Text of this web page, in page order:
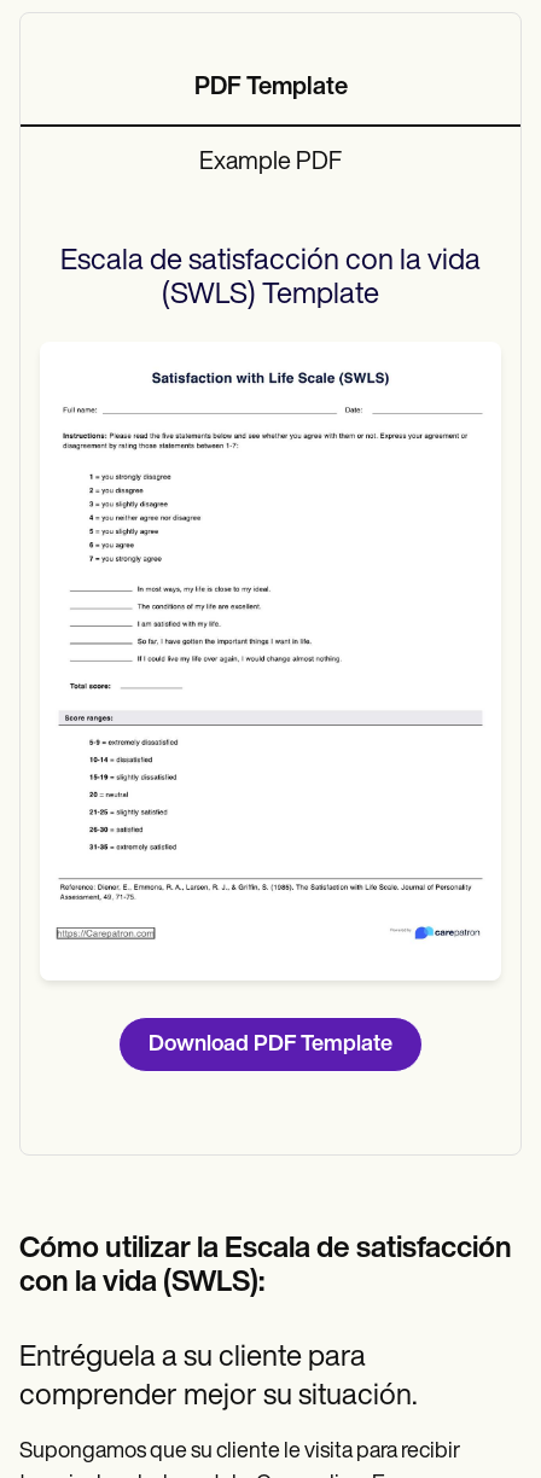
PDF Template
Example PDF
Escala de satisfacción con la vida
(SWLS) Template
Use Template
Download PDF Template
Cómo utilizar la Escala de satisfacción
con la vida (SWLS):
Entréguela a su cliente para
comprender mejor su situación.
Supongamos que su cliente le visita para recibir